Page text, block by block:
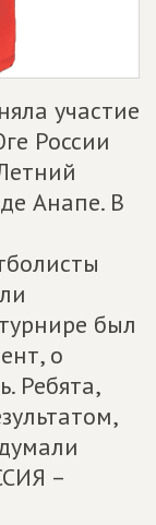
участие
России
Анапе. В
был
о
Ребята,
–